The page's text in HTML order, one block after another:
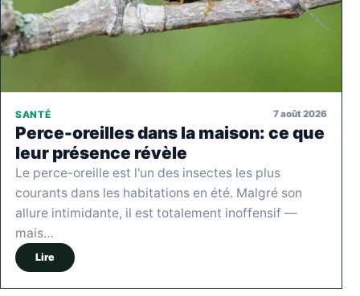
SANTÉ 7 août 2026
Perce-oreilles dans la maison: ce que
leur présence révèle
Le perce-oreille est l'un des insectes les plus
courants dans les habitations en été. Malgré son
allure intimidante, il est totalement inoffensif —
mais…
Lire